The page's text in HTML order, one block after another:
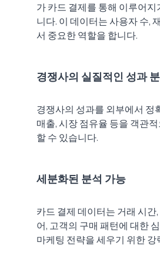
가 카드 결제를 통해 이루어
니다. 이 데이터는 사용자 수,
서 중요한 역할을 합니다.
경쟁사의 실질적인 성과
경쟁사의 성과를 외부에서 정
매출, 시장 점유율 등을 객관
할 수 있습니다.
세분화된 분석 가능
카드 결제 데이터는 거래 시
어, 고객의 구매 패턴에 대한
마케팅 전략을 세우기 위한